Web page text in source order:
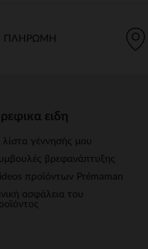
ΠΛΗΡΩΜΉ
ειδη
λίστα γέννησής μου
βρεφανάπτυξης
προϊόντων Prémaman
ασφάλεια του